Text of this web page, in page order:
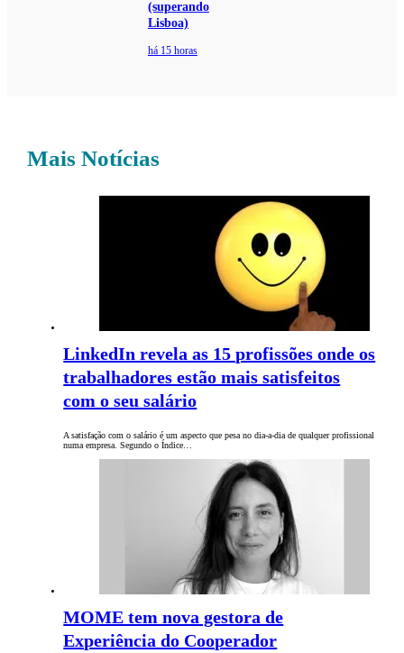
(superando
Lisboa)
há 15 horas
Mais Notícias
LinkedIn revela as 15 profissões onde os
trabalhadores estão mais satisfeitos
com o seu salário
A satisfação com o salário é um aspecto que pesa no dia-a-dia de qualquer profissional
numa empresa. Segundo o Índice…
MOME tem nova gestora de
Experiência do Cooperador